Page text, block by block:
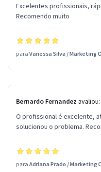
Excelentes profissionais,
Recomendo muito
para Vanessa Silva /Marketing
Bernardo Fernandez avaliou:
O profissional é excelente,
solucionou o problema.
para Adriana Prado /Marketing